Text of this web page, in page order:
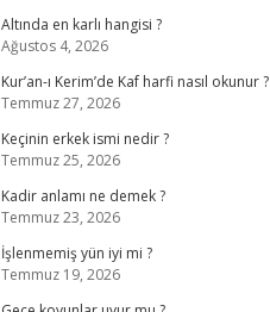
Altında en karlı hangisi ?
Ağustos 4, 2026
Kur’an-ı Kerim’de Kaf harfi nasıl okunur ?
Temmuz 27, 2026
Keçinin erkek ismi nedir ?
Temmuz 25, 2026
Kadir anlamı ne demek ?
Temmuz 23, 2026
İşlenmemiş yün iyi mi ?
Temmuz 19, 2026